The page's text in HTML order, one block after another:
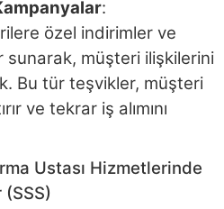
:
özel indirimler ve
sunarak, müşteri ilişkilerini
Bu tür teşvikler, müşteri
ve tekrar iş alımını
Ustası Hizmetlerinde
(SSS)